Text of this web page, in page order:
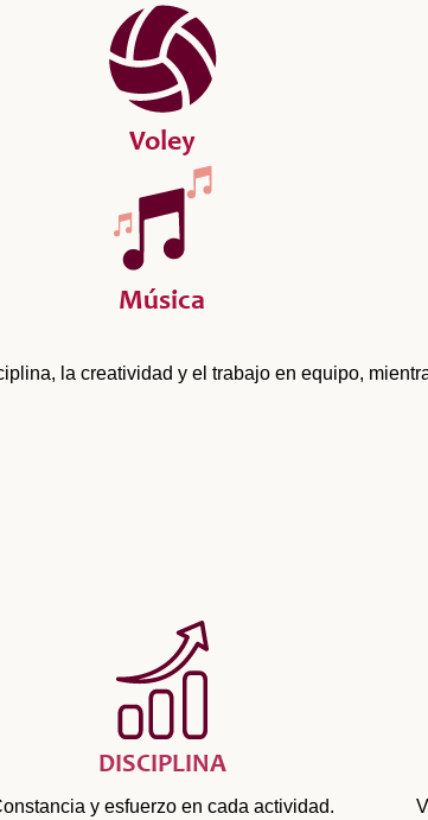
Voley
Música
la creatividad y el trabajo en equipo,
DISCIPLINA
y esfuerzo en cada actividad.